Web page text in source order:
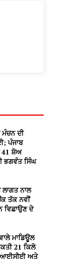
ਮੰਚਨ ਦੀ
ਪੰਜਾਬ
41 ਸ਼ੋਅ
ਭਗਵੰਤ ਸਿੰਘ
ਨਾਲ
ਤੱਕ ਨਵੀਂ
ਵਿਛਾਉਣ ਦੇ
ਮਾਡਿਊਲ
21 ਕਿਲੋ
ਆਈਸੀਈ ਅਤੇ